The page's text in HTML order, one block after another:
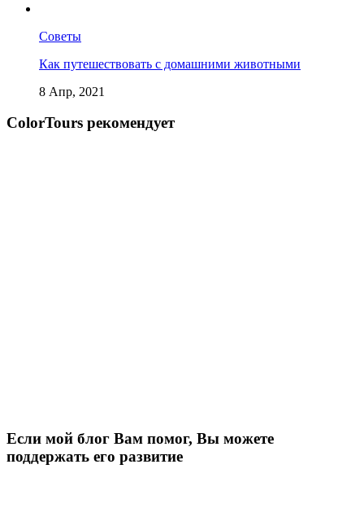
Советы
Как путешествовать с домашними животными
8 Апр, 2021
СolorTours рекомендует
Если мой блог Вам помог, Вы можете
поддержать его развитие